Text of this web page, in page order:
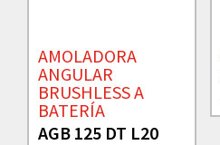
AMOLADORA
ANGULAR
BRUSHLESS A
BATERÍA
AGB 125 DT L20